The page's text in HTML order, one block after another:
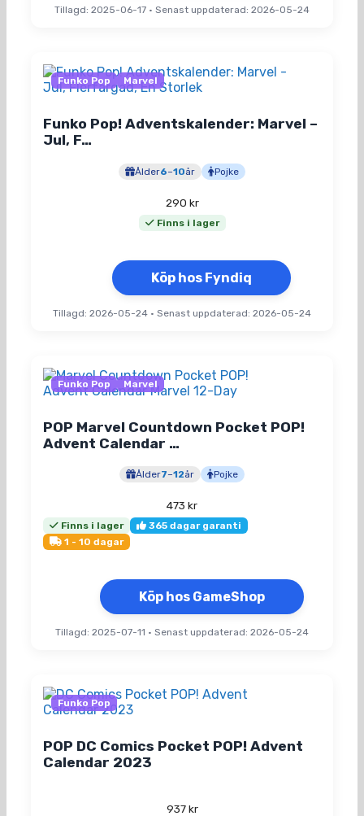
Tillagd: 2025-06-17 • Senast uppdaterad: 2026-05-24
Funko Pop Marvel
Funko Pop! Adventskalender: Marvel –
Jul, F…
Ålder6–10år Pojke
290 kr
Finns i lager
Köp hos Fyndiq
Tillagd: 2026-05-24 • Senast uppdaterad: 2026-05-24
Funko Pop Marvel
POP Marvel Countdown Pocket POP!
Advent Calendar …
Ålder7–12år Pojke
473 kr
Finns i lager
365 dagar garanti
1 - 10 dagar
Köp hos GameShop
Tillagd: 2025-07-11 • Senast uppdaterad: 2026-05-24
Funko Pop
POP DC Comics Pocket POP! Advent
Calendar 2023
937kr